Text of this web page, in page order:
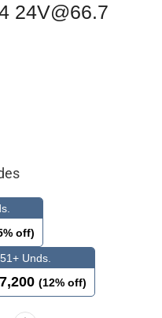
24V@66.7
off)
51+ Unds.
(12% off)